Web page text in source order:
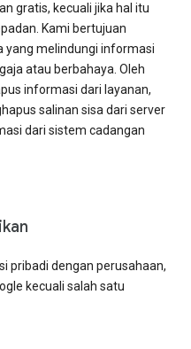
gratis, kecuali jika hal itu
Kami bertujuan
yang melindungi informasi
atau berbahaya. Oleh
informasi dari layanan,
salinan sisa dari server
dari sistem cadangan
pribadi dengan perusahaan,
kecuali salah satu